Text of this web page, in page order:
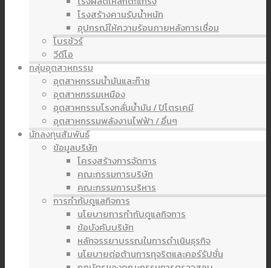
โรงสร้างคานรับน้ำหนัก
อุปกรณ์ให้ความร้อนภายหลังการเชื่อม
โบรชัวร์
วีดีโอ
กลุ่มอุตสาหกรรม
อุตสาหกรรมน้ำมันและก๊าซ
อุตสาหกรรมเหมือง
อุตสาหกรรมโรงกลั่นน้ำมัน / ปิโตรเคมี
อุตสาหกรรมพลังงานไฟฟ้า / อื่นๆ
นักลงทุนสัมพันธ์
ข้อมูลบริษัท
โครงสร้างการจัดการ
คณะกรรมการบริษัท
คณะกรรมการบริหาร
การกำกับดูแลกิจการ
นโยบายการกำกับดูแลกิจการ
ข้อบังคับบริษัท
หลักจรรยาบรรณในการดำเนินธุรกิจ
นโยบายต่อต้านการทุจริตและคอร์รัปชั่น